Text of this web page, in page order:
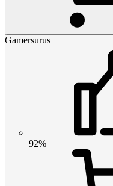
Gamersurus
92%